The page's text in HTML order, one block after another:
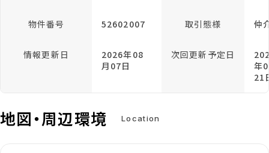
物件番号 52602007 取引態様 仲
情報更新日
2026年08
月07日
次回更新予定日
年
21
地図・周辺環境 Location